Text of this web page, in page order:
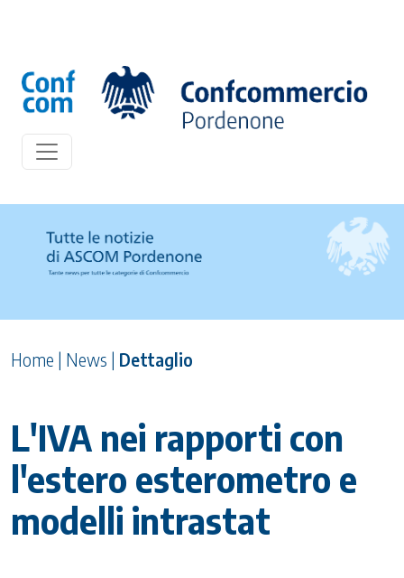
Home | News | Dettaglio
L'IVA nei rapporti con
l'estero esterometro e
modelli intrastat